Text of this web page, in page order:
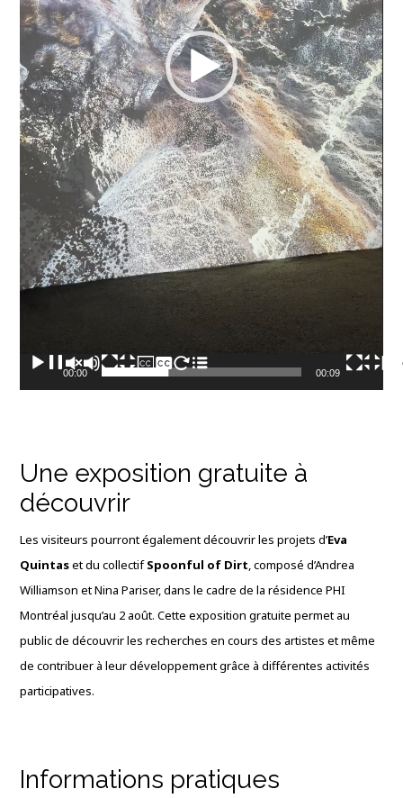
00:00 00:09
Une exposition gratuite à
découvrir
Les visiteurs pourront également découvrir les projets d’Eva
Quintaset du collectifSpoonful of Dirt, composé d’Andrea
Williamson et Nina Pariser, dans le cadre de la résidence PHI
Montréal jusqu’au 2 août. Cette exposition gratuite permet au
public de découvrir les recherches en cours des artistes et même
de contribuer à leur développement grâce à différentes activités
participatives.
Informations pratiques